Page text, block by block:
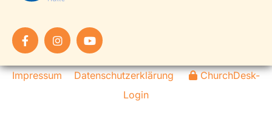
Impressum Datenschutzerklärung
ChurchDesk-
Login